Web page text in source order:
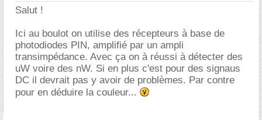
Salut !
Ici au boulot on utilise des récepteurs à base de
photodiodes PIN, amplifié par un ampli
transimpédance. Avec ça on à réussi à détecter des
uW voire des nW. Si en plus c'est pour des signaus
DC il devrait pas y avoir de problèmes. Par contre
pour en déduire la couleur...